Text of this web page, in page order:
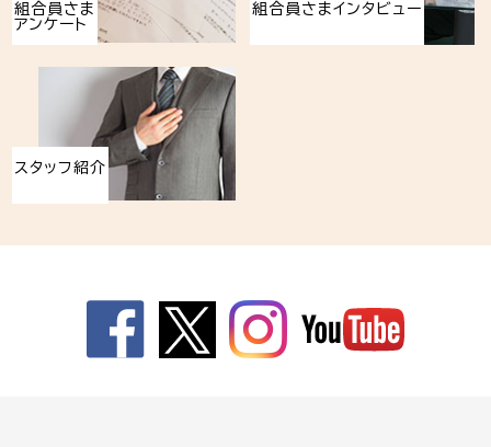
組合員さま
アンケート
組合員さまインタビュー
スタッフ紹介